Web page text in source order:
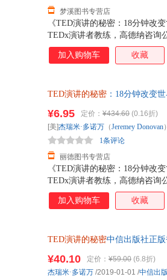
《TED演讲的秘密：18分钟改
TEDx演讲者教练，高德纳咨询
演讲训练的成果全面分享。帮
看和解构数百个TED演讲所需
维码，引领可视化阅读趋势，
TED演讲作为样本展探讨演讲
其他任何演讲书或演讲理论都
梦溪图书专营店
加入购物车 收藏
TED演讲的秘密 ：18分钟改变
套，电子发票！
《TED演讲的秘密：18分钟改
TEDx演讲者教练，高德纳咨询
演讲训练的成果全面分享。帮
看和解构数百个TED演讲所需
维码，引领可视化阅读趋势，
TED演讲作为样本展探讨演讲
其他任何演讲书或演讲理论都
¥6.95 定价： ¥434.60 (0.16折)
丽德图书专营店
1条评论
[美]杰瑞米·多诺万 （Jeremey Donovan
加入购物车 收藏
TED演讲的秘密中信出版社正
¥40.10 定价： ¥59.00 (6.8折)
杰瑞米·多诺万 /2019-01-01 /中信出